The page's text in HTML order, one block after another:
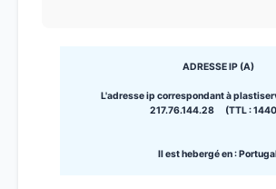
ADRESSE IP (A)
L'adresse ip correspondant à
217.76.144.28 (TTL :
Il est hebergé en : Portugal